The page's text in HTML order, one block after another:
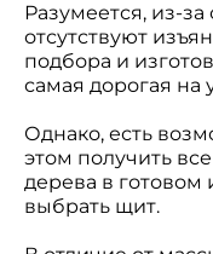
Разумеется, из-
отсутствуют
подбора и
самая дорогая на
Однако, есть
этом получить
дерева в
выбрать щит.